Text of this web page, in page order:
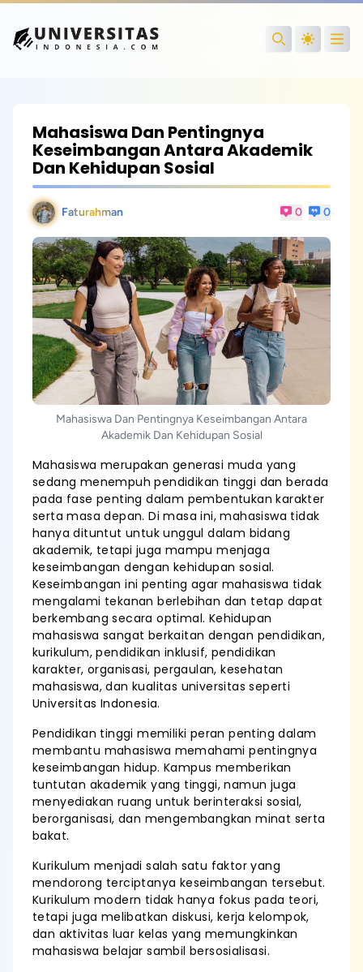
Search
Mahasiswa Dan Pentingnya
Keseimbangan Antara Akademik
Dan Kehidupan Sosial
Faturahman 0 0
Mahasiswa Dan Pentingnya Keseimbangan Antara
Akademik Dan Kehidupan Sosial
Mahasiswa merupakan generasi muda yang
sedang menempuh pendidikan tinggi dan berada
pada fase penting dalam pembentukan karakter
serta masa depan. Di masa ini, mahasiswa tidak
hanya dituntut untuk unggul dalam bidang
akademik, tetapi juga mampu menjaga
keseimbangan dengan kehidupan sosial.
Keseimbangan ini penting agar mahasiswa tidak
mengalami tekanan berlebihan dan tetap dapat
berkembang secara optimal. Kehidupan
mahasiswa sangat berkaitan dengan pendidikan,
kurikulum, pendidikan inklusif, pendidikan
karakter, organisasi, pergaulan, kesehatan
mahasiswa, dan kualitas universitas seperti
Universitas Indonesia.
Pendidikan tinggi memiliki peran penting dalam
membantu mahasiswa memahami pentingnya
keseimbangan hidup. Kampus memberikan
tuntutan akademik yang tinggi, namun juga
menyediakan ruang untuk berinteraksi sosial,
berorganisasi, dan mengembangkan minat serta
bakat.
Kurikulum menjadi salah satu faktor yang
mendorong terciptanya keseimbangan tersebut.
Kurikulum modern tidak hanya fokus pada teori,
tetapi juga melibatkan diskusi, kerja kelompok,
dan aktivitas luar kelas yang memungkinkan
mahasiswa belajar sambil bersosialisasi.